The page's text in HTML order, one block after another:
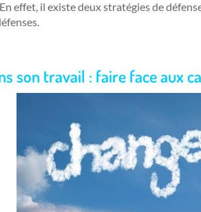
effet, il existe deux stratégies de
son travail : faire face aux